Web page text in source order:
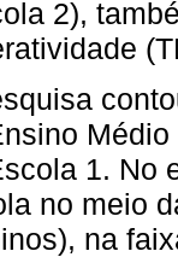
2),
1. No
no meio
na